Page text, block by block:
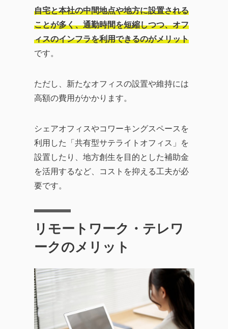
自宅と本社の中間地点や地方に設置される
ことが多く、通勤時間を短縮しつつ、オフ
ィスのインフラを利用できるのがメリット
です。
ただし、新たなオフィスの設置や維持には
高額の費用がかかります。
シェアオフィスやコワーキングスペースを
利用した「共有型サテライトオフィス」を
設置したり、地方創生を目的とした補助金
を活用するなど、コストを抑える工夫が必
要です。
リモートワーク・テレワ
ークのメリット